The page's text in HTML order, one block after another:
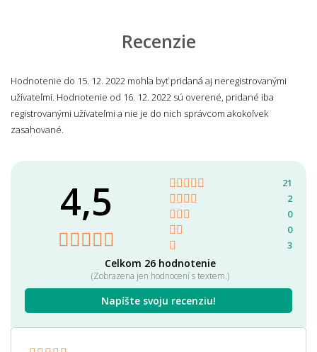
Recenzie
Hodnotenie do 15. 12. 2022 mohla byť pridaná aj neregistrovanými
užívateľmi. Hodnotenie od 16. 12. 2022 sú overené, pridané iba
registrovanými užívateľmi a nie je do nich správcom akokoľvek
zasahované.
4,5
Celkom 26 hodnotenie
(Zobrazena jen hodnocení s textem.)
Napíšte svoju recenziu!
21
2
0
0
3